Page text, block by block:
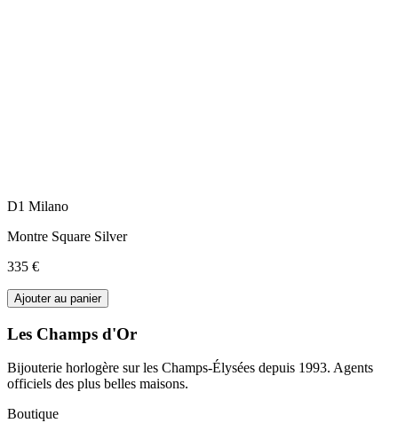
D1 Milano
Montre Square Silver
335 €
Ajouter au panier
Les Champs d'Or
Bijouterie horlogère sur les Champs-Élysées depuis 1993. Agents
officiels des plus belles maisons.
Boutique